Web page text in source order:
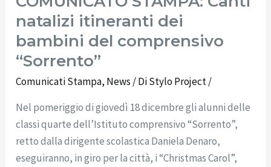
natalizi itineranti dei
bambini del comprensivo
“Sorrento”
Comunicati Stampa, News / DiStylo Project/
Nel pomeriggio di giovedì 18 dicembre gli alunni delle
classi quarte dell’Istituto comprensivo “Sorrento”,
retto dalla dirigente scolastica Daniela Denaro,
eseguiranno, in giro per la città, i “Christmas Carol”,